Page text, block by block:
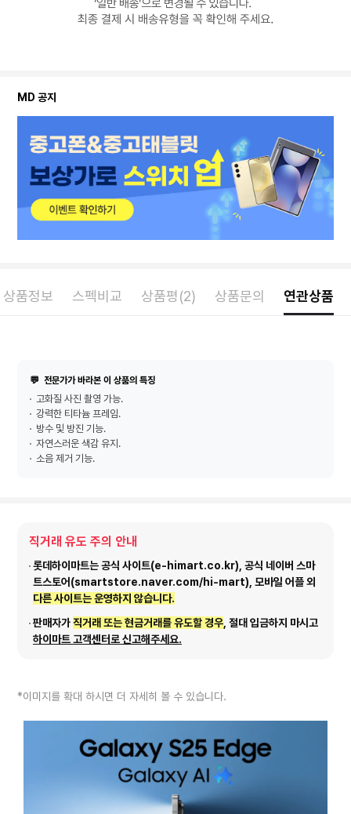
MD 공지
상품정보 스펙비교 상품평(2) 상품문의 연관상품
💬 전문가가 바라본 이 상품의 특징
고화질 사진 촬영 가능.
강력한 티타늄 프레임.
방수 및 방진 기능.
자연스러운 색감 유지.
소음 제거 기능.
직거래 유도 주의 안내
롯데하이마트는 공식 사이트(e-himart.co.kr), 공식 네이버 스마
트스토어(smartstore.naver.com/hi-mart), 모바일 어플 외
다른 사이트는 운영하지 않습니다.
판매자가직거래 또는 현금거래를 유도할 경우 , 절대 입금하지 마시고
하이마트 고객센터로 신고해주세요.
*이미지를 확대 하시면 더 자세히 볼 수 있습니다.